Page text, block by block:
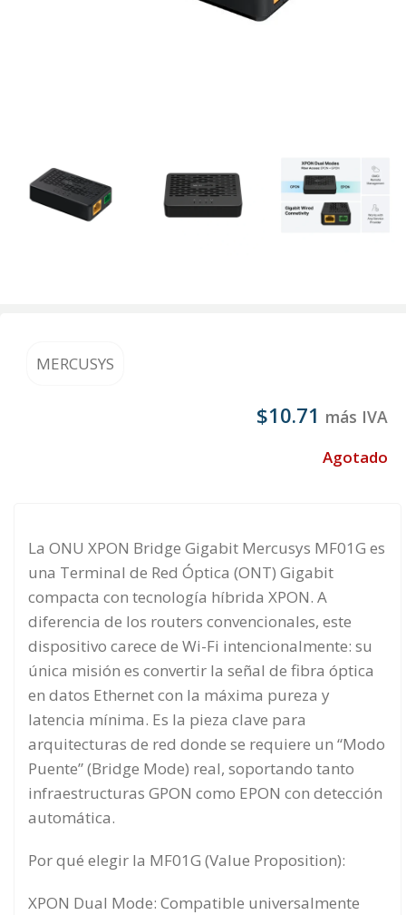
MERCUSYS
$10.71 más IVA
Agotado
La ONU XPON Bridge Gigabit Mercusys MF01G es
una Terminal de Red Óptica (ONT) Gigabit
compacta con tecnología híbrida XPON. A
diferencia de los routers convencionales, este
dispositivo carece de Wi-Fi intencionalmente: su
única misión es convertir la señal de fibra óptica
en datos Ethernet con la máxima pureza y
latencia mínima. Es la pieza clave para
arquitecturas de red donde se requiere un “Modo
Puente” (Bridge Mode) real, soportando tanto
infraestructuras GPON como EPON con detección
automática.
Por qué elegir la MF01G (Value Proposition):
XPON Dual Mode: Compatible universalmente